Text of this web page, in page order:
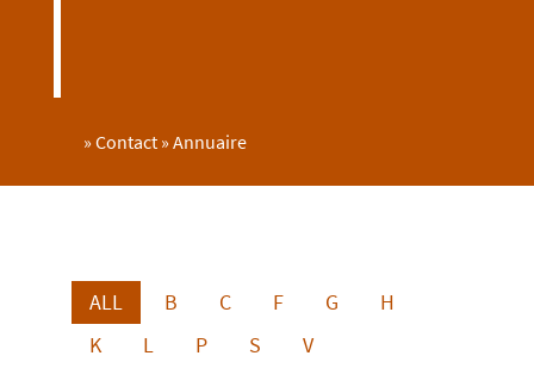
» Contact » Annuaire
ALL B C F G
H
K
L P S V